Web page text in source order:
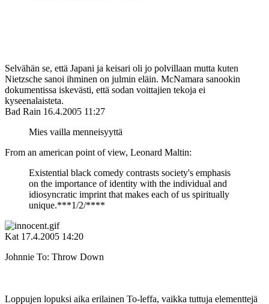
Selvähän se, että Japani ja keisari oli jo polvillaan mutta kuten
Nietzsche sanoi ihminen on julmin eläin. McNamara sanookin
dokumentissa iskevästi, että sodan voittajien tekoja ei
kyseenalaisteta.
Bad Rain 16.4.2005 11:27
Mies vailla menneisyyttä
From an american point of view, Leonard Maltin:
Existential black comedy contrasts society's emphasis
on the importance of identity with the individual and
idiosyncratic imprint that makes each of us spiritually
unique.***1/2/****
Kat 17.4.2005 14:20
Johnnie To: Throw Down
Loppujen lopuksi aika erilainen To-leffa, vaikka tuttuja elementtejä